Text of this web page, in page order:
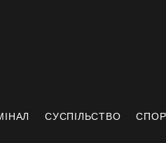
СУСПІЛЬСТВО